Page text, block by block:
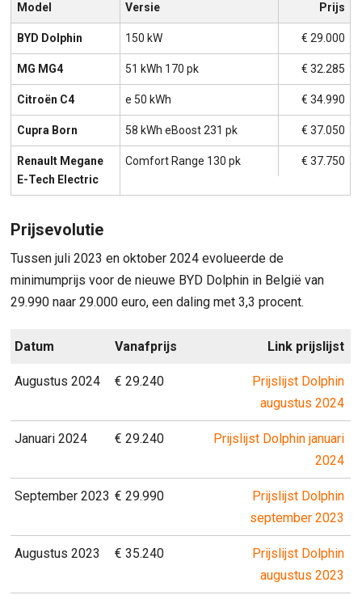
Model Versie Prijs
BYD Dolphin 150 kW € 29.000
MG MG4 51 kWh 170 pk € 32.285
Citroën C4 e 50 kWh € 34.990
Cupra Born 58 kWh eBoost 231 pk € 37.050
Renault Megane
E-Tech Electric
Comfort Range 130 pk € 37.750
Prijsevolutie
Tussen juli 2023 en oktober 2024 evolueerde de
minimumprijs voor de nieuwe BYD Dolphin in België van
29.990 naar 29.000 euro, een daling met 3,3 procent.
Datum Vanafprijs Link prijslijst
Augustus 2024 € 29.240
Prijslijst Dolphin
augustus 2024
Januari 2024 € 29.240
Prijslijst Dolphin januari
2024
September 2023 € 29.990
Prijslijst Dolphin
september 2023
Augustus 2023 € 35.240
Prijslijst Dolphin
augustus 2023